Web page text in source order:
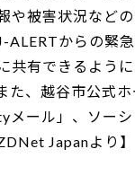
や被害状況など
ALERTからの緊
共有できるよう
た、越谷市公式
メール」、ソー
Japanより】